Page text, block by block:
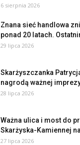
6 sierpnia 2026
Znana sieć handlowa
ponad 20 latach.
29 lipca 2026
Skarżyszczanka
nagrodą ważnej
28 lipca 2026
Ważna ulica i most do
Skarżyska-Kamiennej
27 lipca 2026